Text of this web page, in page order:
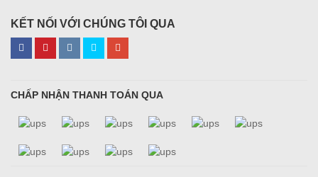
KẾT NỐI VỚI CHÚNG TÔI QUA
CHẤP NHẬN THANH TOÁN QUA